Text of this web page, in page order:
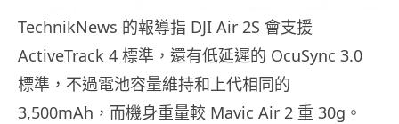
TechnikNews 的報導指 DJI Air 2S 會支援
ActiveTrack 4 標準，還有低延遲的 OcuSync 3.0
標準，不過電池容量維持和上代相同的
3,500mAh，而機身重量較 Mavic Air 2 重 30g。